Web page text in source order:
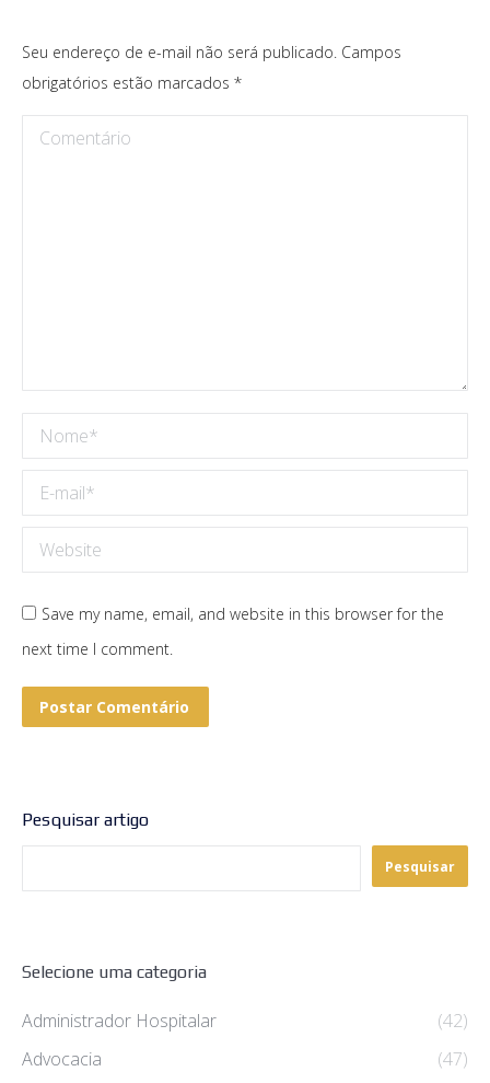
Seu endereço de e-mail não será publicado. Campos
obrigatórios estão marcados *
Comentário
Nome *
E-mail *
Website
Save my name, email, and website in this browser for the
next time I comment.
Postar Comentário
Pesquisar artigo
Pesquisar
Selecione uma categoria
Administrador Hospitalar
(42)
Advocacia
(47)